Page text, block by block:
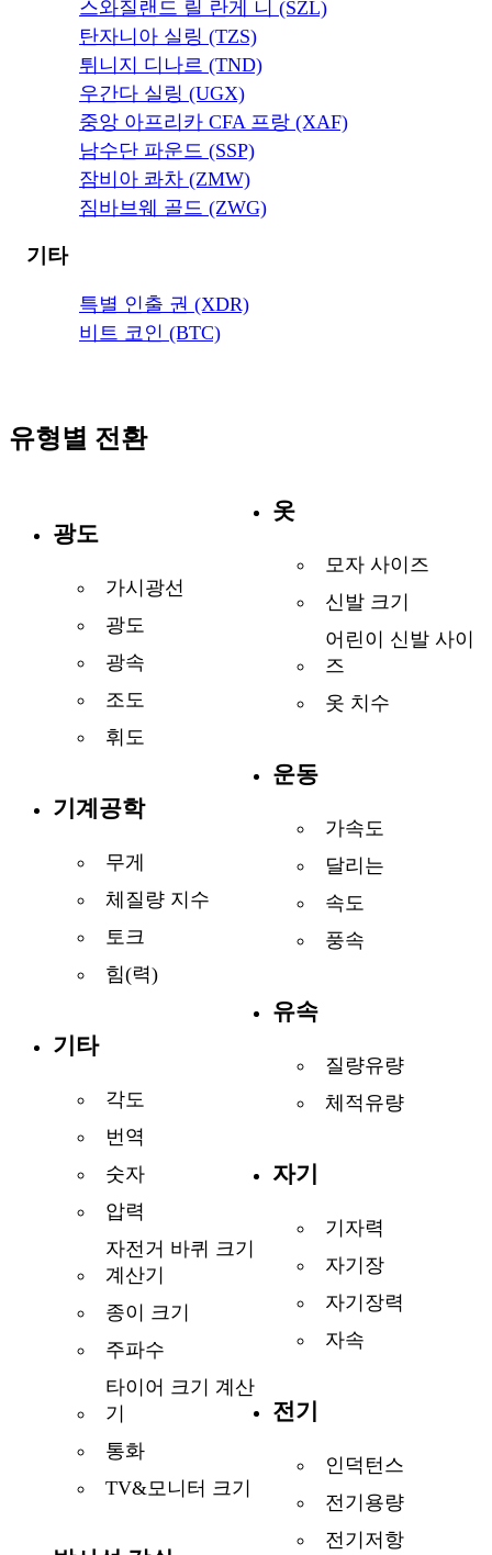
스와질랜드 릴 란게 니 (SZL)
탄자니아 실링 (TZS)
튀니지 디나르 (TND)
우간다 실링 (UGX)
중앙 아프리카 CFA 프랑 (XAF)
남수단 파운드 (SSP)
잠비아 콰차 (ZMW)
짐바브웨 골드 (ZWG)
기타
특별 인출 권 (XDR)
비트 코인 (BTC)
유형별 전환
광도
가시광선
광도
광속
조도
휘도
기계공학
무게
체질량 지수
토크
힘(력)
기타
각도
번역
숫자
압력
자전거 바퀴 크기
계산기
종이 크기
주파수
타이어 크기 계산
기
통화
TV&모니터 크기
옷
모자 사이즈
신발 크기
어린이 신발 사이
즈
옷 치수
운동
가속도
달리는
속도
풍속
유속
질량유량
체적유량
자기
기자력
자기장
자기장력
자속
전기
인덕턴스
전기용량
전기저항